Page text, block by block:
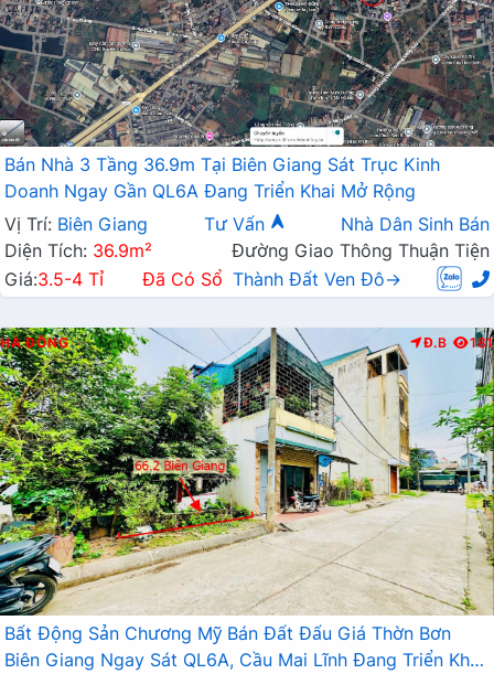
Bán Nhà 3 Tầng 36.9m Tại Biên Giang Sát Trục Kinh
Doanh Ngay Gần QL6A Đang Triển Khai Mở Rộng
Vị Trí: Biên Giang Tư Vấn
Nhà Dân Sinh Bán
Diện Tích: 36.9m²
Đường Giao Thông Thuận Tiện
Giá:3.5-4 Tỉ Đã Có Sổ Thành Đất Ven Đô→
HÀ ĐÔNG Đ.B 181
Bất Động Sản Chương Mỹ Bán Đất Đấu Giá Thờn Bơn
Biên Giang Ngay Sát QL6A, Cầu Mai Lĩnh Đang Triển Khai